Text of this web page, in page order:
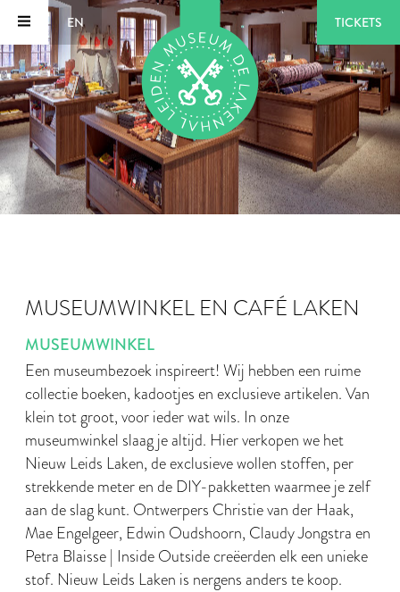
EN TICKETS
MUSEUMWINKEL EN CAFÉ LAKEN
MUSEUMWINKEL
Een museumbezoek inspireert! Wij hebben een ruime
collectie boeken, kadootjes en exclusieve artikelen. Van
klein tot groot, voor ieder wat wils. In onze
museumwinkel slaag je altijd. Hier verkopen we het
Nieuw Leids Laken, de exclusieve wollen stoffen, per
strekkende meter en de DIY-pakketten waarmee je zelf
aan de slag kunt. Ontwerpers Christie van der Haak,
Mae Engelgeer, Edwin Oudshoorn, Claudy Jongstra en
Petra Blaisse | Inside Outside creëerden elk een unieke
stof. Nieuw Leids Laken is nergens anders te koop.